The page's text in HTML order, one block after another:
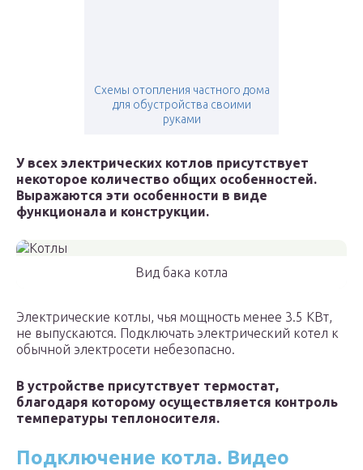
Схемы отопления частного дома
для обустройства своими
руками
У всех электрических котлов присутствует
некоторое количество общих особенностей.
Выражаются эти особенности в виде
функционала и конструкции.
Вид бака котла
Электрические котлы, чья мощность менее 3.5 КВт,
не выпускаются. Подключать электрический котел к
обычной электросети небезопасно.
В устройстве присутствует термостат,
благодаря которому осуществляется контроль
температуры теплоносителя.
Подключение котла. Видео